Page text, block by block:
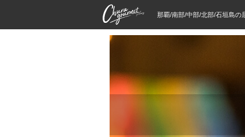
那覇/南部/中部/北部/石垣島の